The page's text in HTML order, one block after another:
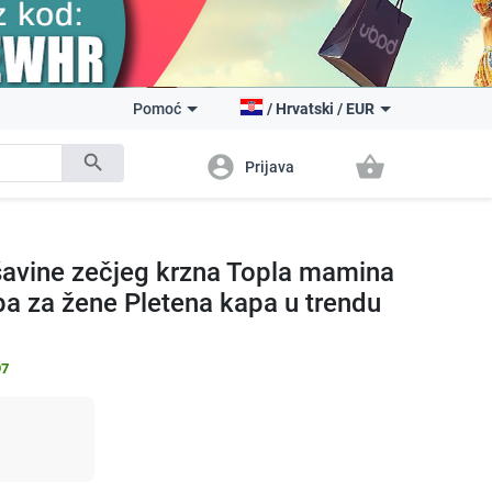
search
Pomoć / Hrvatski / EUR
account_circle Prijava shopping_basket
zečjeg krzna Topla mamina
za žene Pletena kapa u trendu